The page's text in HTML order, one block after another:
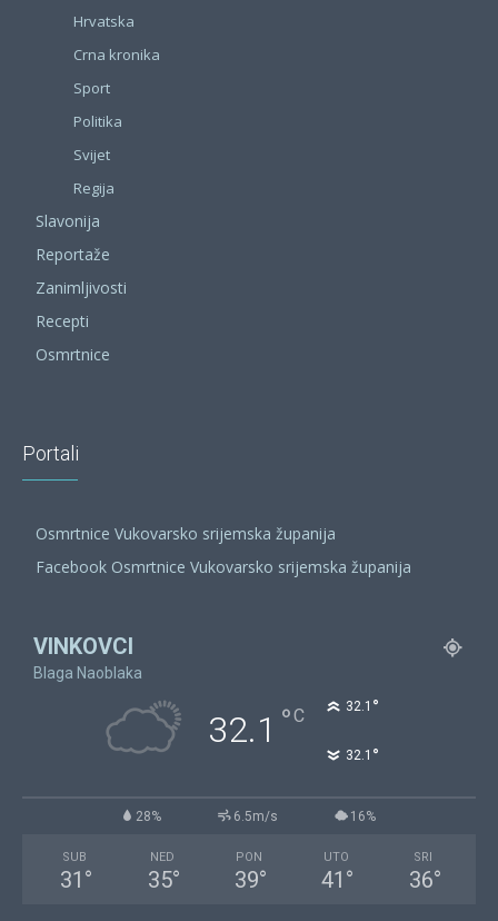
Hrvatska
Crna kronika
Sport
Politika
Svijet
Regija
Slavonija
Reportaže
Zanimljivosti
Recepti
Osmrtnice
Portali
Osmrtnice Vukovarsko srijemska županija
Facebook Osmrtnice Vukovarsko srijemska županija
VINKOVCI
Blaga Naoblaka
32.1 °C 32.1 °
32.1 °
28% 6.5m/s 16%
SUB
31 °
NED
35°
PON
39°
UTO
41 °
SRI
36°